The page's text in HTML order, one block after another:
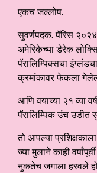
एकच जल्लोष.
सुवर्णपदक. पॅरिस
अमेरिकेच्या डेरेक
पॅरालिम्पिक्सचा
क्रमांकावर फेकला
आणि वयाच्या २१ व्या
पॅरालिम्पिक उंच उडीत
तो आपल्या
ज्या मुलाने काही
नुकतेच जगाला हरवले